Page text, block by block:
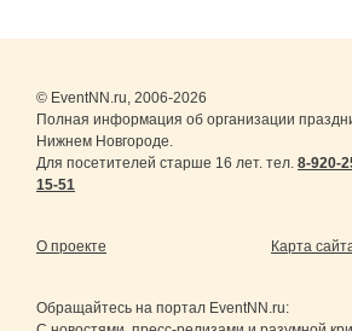
© EventNN.ru, 2006-2026
Полная информация об организации
Нижнем Новгороде.
Для посетителей старше 16 лет. тел. 8-920-
15-51
О проекте Карта
Обращайтесь на портал EventNN.ru: